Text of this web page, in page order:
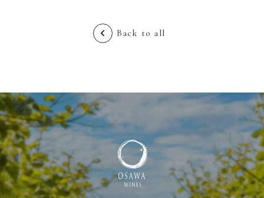
Back to all